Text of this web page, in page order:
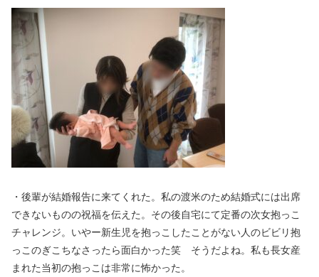
・後輩が結婚報告に来てくれた。私の渡米のため結婚式には出席
できないものの祝福を伝えた。その後自宅にて定番の次女抱っこ
チャレンジ。いやー新生児を抱っこしたことがない人のビビリ抱
っこのぎこちなさったら面白かった笑 そうだよね。私も長女産
まれた当初の抱っこは非常に怖かった。